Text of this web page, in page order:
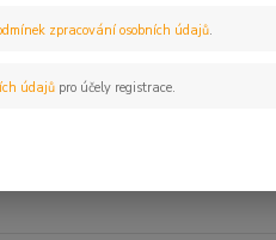
zpracování osobních údajů.
údajůpro účely registrace.